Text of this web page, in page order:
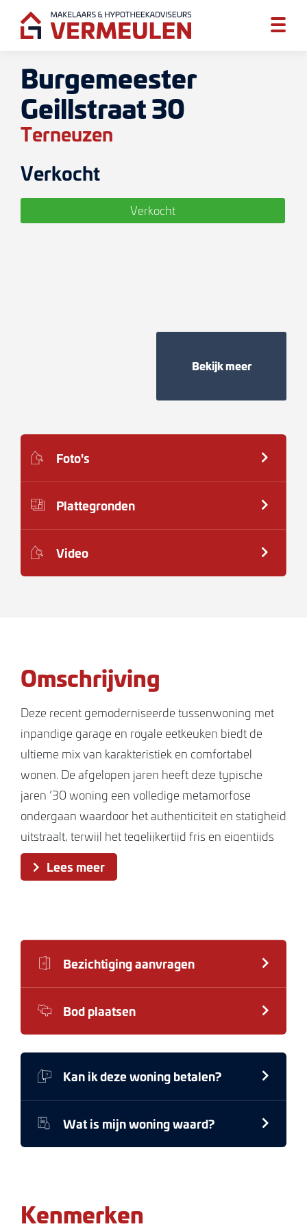
Burgemeester
Geillstraat 30
Terneuzen
Verkocht
Verkocht
Bekijk meer
Foto's
Plattegronden
Video
Omschrijving
Deze recent gemoderniseerde tussenwoning met
inpandige garage en royale eetkeuken biedt de
ultieme mix van karakteristiek en comfortabel
wonen. De afgelopen jaren heeft deze typische
jaren ’30 woning een volledige metamorfose
ondergaan waardoor het authenticiteit en statigheid
uitstraalt, terwijl het tegelijkertijd fris en eigentijds
aanvoelt. In haar 100e levensjaar zoeken we voor
deze ´oude dame´ een nieuwe eigenaar waar
Bij de verbouwing is zoveel mogelijk gebruikt
gemaakt van natuurlijke materialen. Zo is in de hal
en het toilet gekozen voor een klassieke tijdloze
dambord vloer uitgevoerd in wit carrara en Belgisch
hardsteen. De muren in het toilet zijn afgewerkt in
beton ciré wat zowel voor een strakke als warme
woonkamer is door de jaren heen verloren gegaan,
maar door het plaatsen van een koof is er terug een
vloer in de woonkamer is voorzien van parket en
Lees meer
Bezichtiging aanvragen
Bod plaatsen
Kan ik deze woning betalen?
Wat is mijn woning waard?
Kenmerken